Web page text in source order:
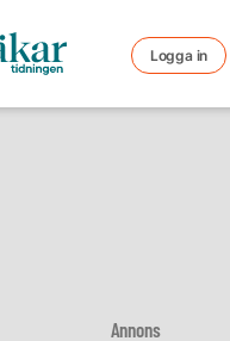
Logga in
Annons